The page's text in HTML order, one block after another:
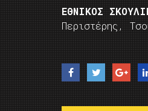
EΘΝΙΚΟΣ
Περιστέρης,